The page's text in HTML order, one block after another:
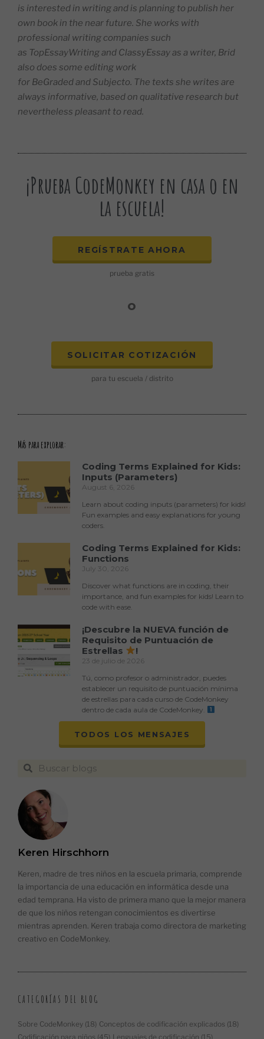
TODOS LOS MENSAJES
Keren Hirschhorn
Keren, madre de tres niños en la escuela primaria, comprende
la importancia de una educación en informática desde una
edad temprana. Ha visto de primera mano que la mejor manera
de que los niños retengan conocimientos es divertirse
mientras aprenden. Keren trabaja como directora de marketing
creativo en CodeMonkey.
CATEGORÍAS DEL BLOG
Sobre CodeMonkey (18) Conceptos de codificación explicados (18)
Codificación para niños (45) Lenguajes de codificación (15)
is interested in writing and is planning to publish her
own book in the near future. She works with
professional writing companies such
as TopEssayWriting and ClassyEssay as a writer, Brid
also does some editing work
for BeGraded and Subjecto. The texts she writes are
always informative, based on qualitative research but
nevertheless pleasant to read.
¡Prueba CodeMonkey en casa o en
la escuela!
REGÍSTRATE AHORA
prueba gratis
o
SOLICITAR COTIZACIÓN
para tu escuela / distrito
Más para explorar:
Coding Terms Explained for Kids:
Inputs (Parameters)
August 6, 2026
Learn about coding inputs (parameters) for kids!
Fun examples and easy explanations for young
coders.
Coding Terms Explained for Kids:
Functions
July 30, 2026
Discover what functions are in coding, their
importance, and fun examples for kids! Learn to
code with ease.
¡Descubre la NUEVA función de
Requisito de Puntuación de
Estrellas
!
23 de julio de 2026
Tú, como profesor o administrador, puedes
establecer un requisito de puntuación mínima
de estrellas para cada curso de CodeMonkey
dentro de cada aula de CodeMonkey.